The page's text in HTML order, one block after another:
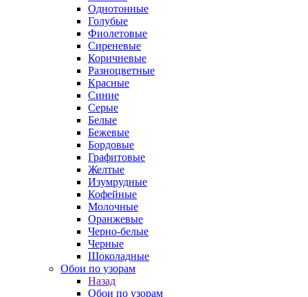
Однотонные
Голубые
Фиолетовые
Сиреневые
Коричневые
Разноцветные
Красные
Синие
Серые
Белые
Бежевые
Бордовые
Графитовые
Желтые
Изумрудные
Кофейные
Молочные
Оранжевые
Черно-белые
Черные
Шоколадные
Обои по узорам
Назад
Обои по узорам